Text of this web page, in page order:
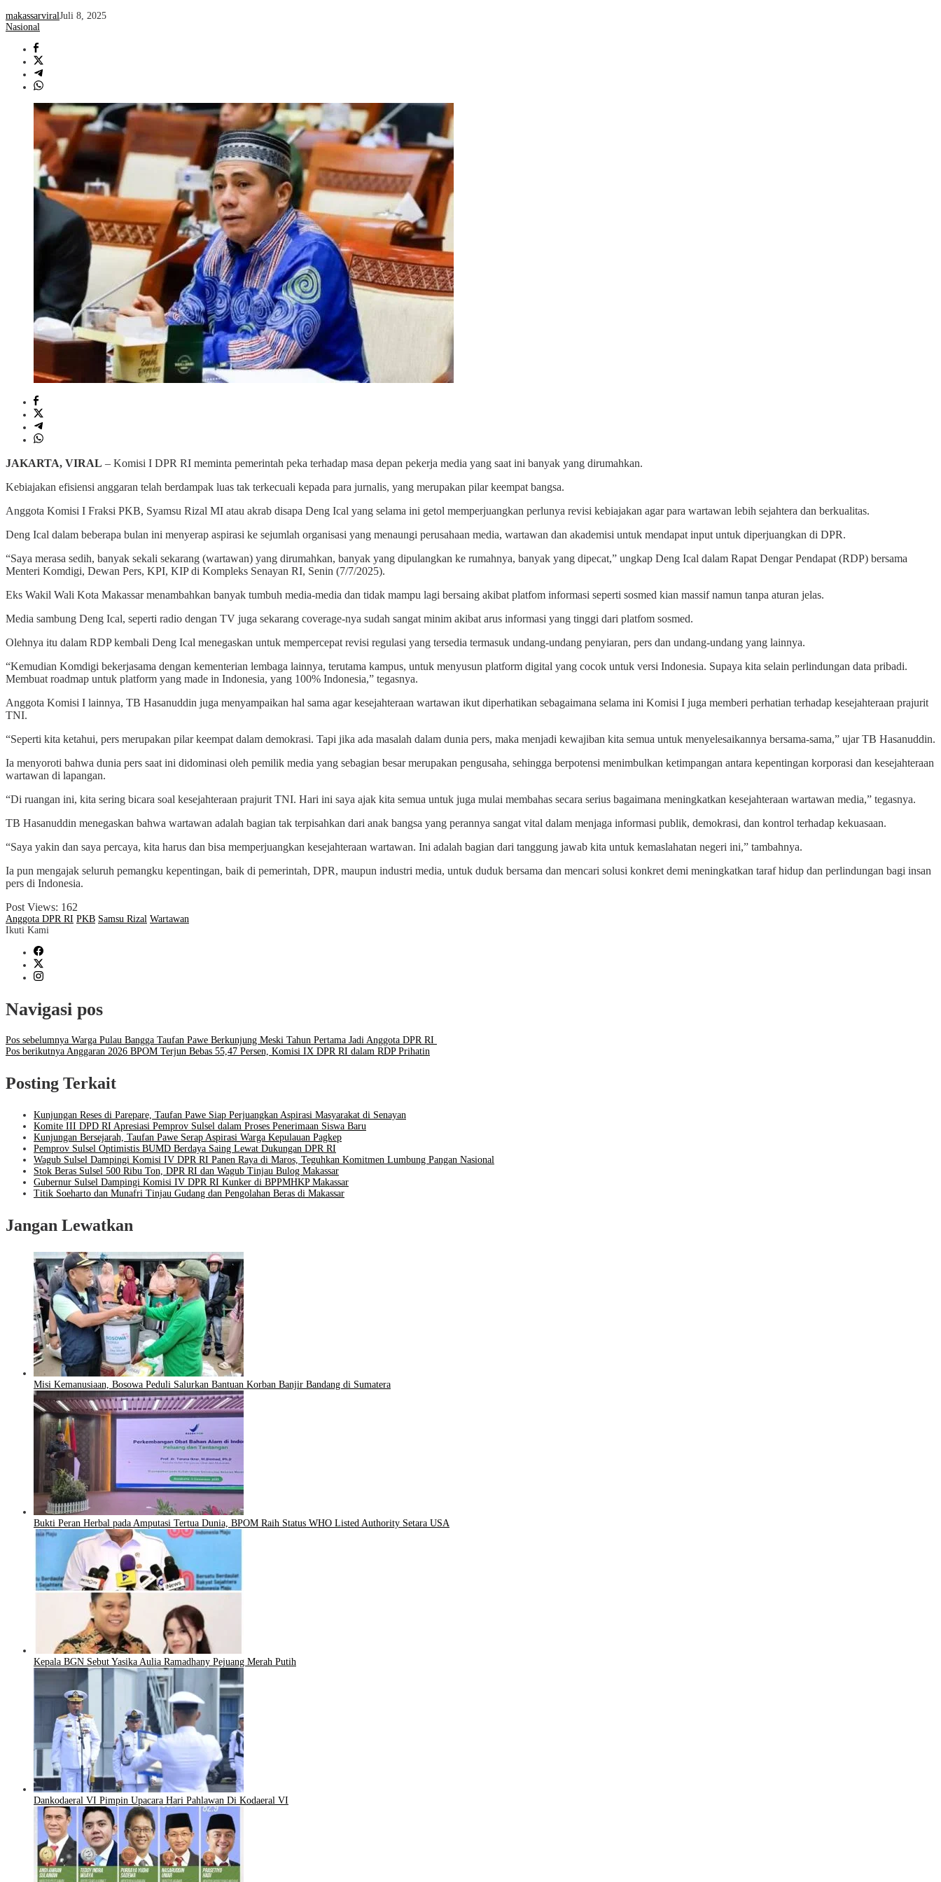
makassarviralJuli 8, 2025
Nasional
JAKARTA, VIRAL – Komisi I DPR RI meminta pemerintah peka terhadap masa depan pekerja media yang saat ini banyak yang dirumahkan.
Kebiajakan efisiensi anggaran telah berdampak luas tak terkecuali kepada para jurnalis, yang merupakan pilar keempat bangsa.
Anggota Komisi I Fraksi PKB, Syamsu Rizal MI atau akrab disapa Deng Ical yang selama ini getol memperjuangkan perlunya revisi kebiajakan agar para wartawan lebih sejahtera dan berkualitas.
Deng Ical dalam beberapa bulan ini menyerap aspirasi ke sejumlah organisasi yang menaungi perusahaan media, wartawan dan akademisi untuk mendapat input untuk diperjuangkan di DPR.
“Saya merasa sedih, banyak sekali sekarang (wartawan) yang dirumahkan, banyak yang dipulangkan ke rumahnya, banyak yang dipecat,” ungkap Deng Ical dalam Rapat Dengar Pendapat (RDP) bersama
Menteri Komdigi, Dewan Pers, KPI, KIP di Kompleks Senayan RI, Senin (7/7/2025).
Eks Wakil Wali Kota Makassar menambahkan banyak tumbuh media-media dan tidak mampu lagi bersaing akibat platfom informasi seperti sosmed kian massif namun tanpa aturan jelas.
Media sambung Deng Ical, seperti radio dengan TV juga sekarang coverage-nya sudah sangat minim akibat arus informasi yang tinggi dari platfom sosmed.
Olehnya itu dalam RDP kembali Deng Ical menegaskan untuk mempercepat revisi regulasi yang tersedia termasuk undang-undang penyiaran, pers dan undang-undang yang lainnya.
“Kemudian Komdigi bekerjasama dengan kementerian lembaga lainnya, terutama kampus, untuk menyusun platform digital yang cocok untuk versi Indonesia. Supaya kita selain perlindungan data pribadi.
Membuat roadmap untuk platform yang made in Indonesia, yang 100% Indonesia,” tegasnya.
Anggota Komisi I lainnya, TB Hasanuddin juga menyampaikan hal sama agar kesejahteraan wartawan ikut diperhatikan sebagaimana selama ini Komisi I juga memberi perhatian terhadap kesejahteraan prajurit
TNI.
“Seperti kita ketahui, pers merupakan pilar keempat dalam demokrasi. Tapi jika ada masalah dalam dunia pers, maka menjadi kewajiban kita semua untuk menyelesaikannya bersama-sama,” ujar TB Hasanuddin.
Ia menyoroti bahwa dunia pers saat ini didominasi oleh pemilik media yang sebagian besar merupakan pengusaha, sehingga berpotensi menimbulkan ketimpangan antara kepentingan korporasi dan kesejahteraan
wartawan di lapangan.
“Di ruangan ini, kita sering bicara soal kesejahteraan prajurit TNI. Hari ini saya ajak kita semua untuk juga mulai membahas secara serius bagaimana meningkatkan kesejahteraan wartawan media,” tegasnya.
TB Hasanuddin menegaskan bahwa wartawan adalah bagian tak terpisahkan dari anak bangsa yang perannya sangat vital dalam menjaga informasi publik, demokrasi, dan kontrol terhadap kekuasaan.
“Saya yakin dan saya percaya, kita harus dan bisa memperjuangkan kesejahteraan wartawan. Ini adalah bagian dari tanggung jawab kita untuk kemaslahatan negeri ini,” tambahnya.
Ia pun mengajak seluruh pemangku kepentingan, baik di pemerintah, DPR, maupun industri media, untuk duduk bersama dan mencari solusi konkret demi meningkatkan taraf hidup dan perlindungan bagi insan
pers di Indonesia.
Post Views: 162
Anggota DPR RI PKB Samsu Rizal Wartawan
Ikuti Kami
Navigasi pos
Pos sebelumnya Warga Pulau Bangga Taufan Pawe Berkunjung Meski Tahun Pertama Jadi Anggota DPR RI
Pos berikutnya Anggaran 2026 BPOM Terjun Bebas 55,47 Persen, Komisi IX DPR RI dalam RDP Prihatin
Posting Terkait
Kunjungan Reses di Parepare, Taufan Pawe Siap Perjuangkan Aspirasi Masyarakat di Senayan
Komite III DPD RI Apresiasi Pemprov Sulsel dalam Proses Penerimaan Siswa Baru
Kunjungan Bersejarah, Taufan Pawe Serap Aspirasi Warga Kepulauan Pagkep
Pemprov Sulsel Optimistis BUMD Berdaya Saing Lewat Dukungan DPR RI
Wagub Sulsel Dampingi Komisi IV DPR RI Panen Raya di Maros, Teguhkan Komitmen Lumbung Pangan Nasional
Stok Beras Sulsel 500 Ribu Ton, DPR RI dan Wagub Tinjau Bulog Makassar
Gubernur Sulsel Dampingi Komisi IV DPR RI Kunker di BPPMHKP Makassar
Titik Soeharto dan Munafri Tinjau Gudang dan Pengolahan Beras di Makassar
Jangan Lewatkan
Misi Kemanusiaan, Bosowa Peduli Salurkan Bantuan Korban Banjir Bandang di Sumatera
Bukti Peran Herbal pada Amputasi Tertua Dunia, BPOM Raih Status WHO Listed Authority Setara USA
Kepala BGN Sebut Yasika Aulia Ramadhany Pejuang Merah Putih
Dankodaeral VI Pimpin Upacara Hari Pahlawan Di Kodaeral VI